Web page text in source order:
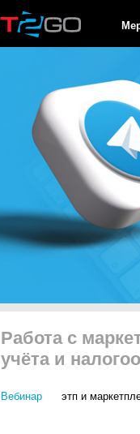
Работа с
учёта и
Вебинар этп и